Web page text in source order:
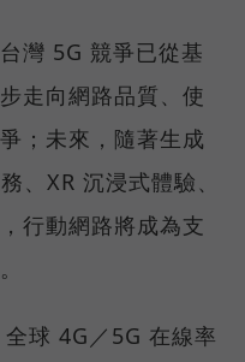
灣 5G 競爭已從基
走向網路品質、使
；未來，隨著生成
、XR 沉浸式體驗、
行動網路將成為支
球 4G／5G 在線率